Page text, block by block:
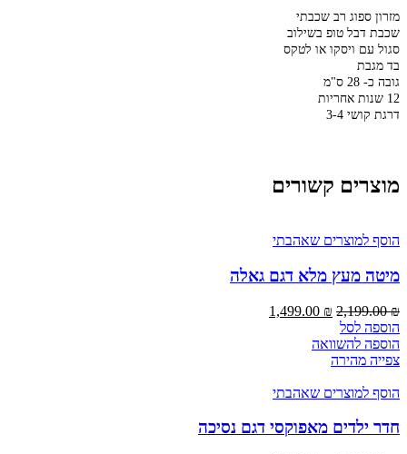
מזרון ספוג רב שכבתי
שכבת דבל טופ בשילוב
סגול עם ויסקו או לטקס
בד מגבת
גובה כ- 28 ס"מ
12 שנות אחריות
דרגת קושי 3-4
מוצרים קשורים
הוסף למוצרים שאהבתי
מיטה מעץ מלא דגם גאלה
2,199.00₪
1,499.00 ₪
הוספה לסל
הוספה להשוואה
צפייה מהירה
הוסף למוצרים שאהבתי
חדר ילדים מאפוקסי דגם נסיכה